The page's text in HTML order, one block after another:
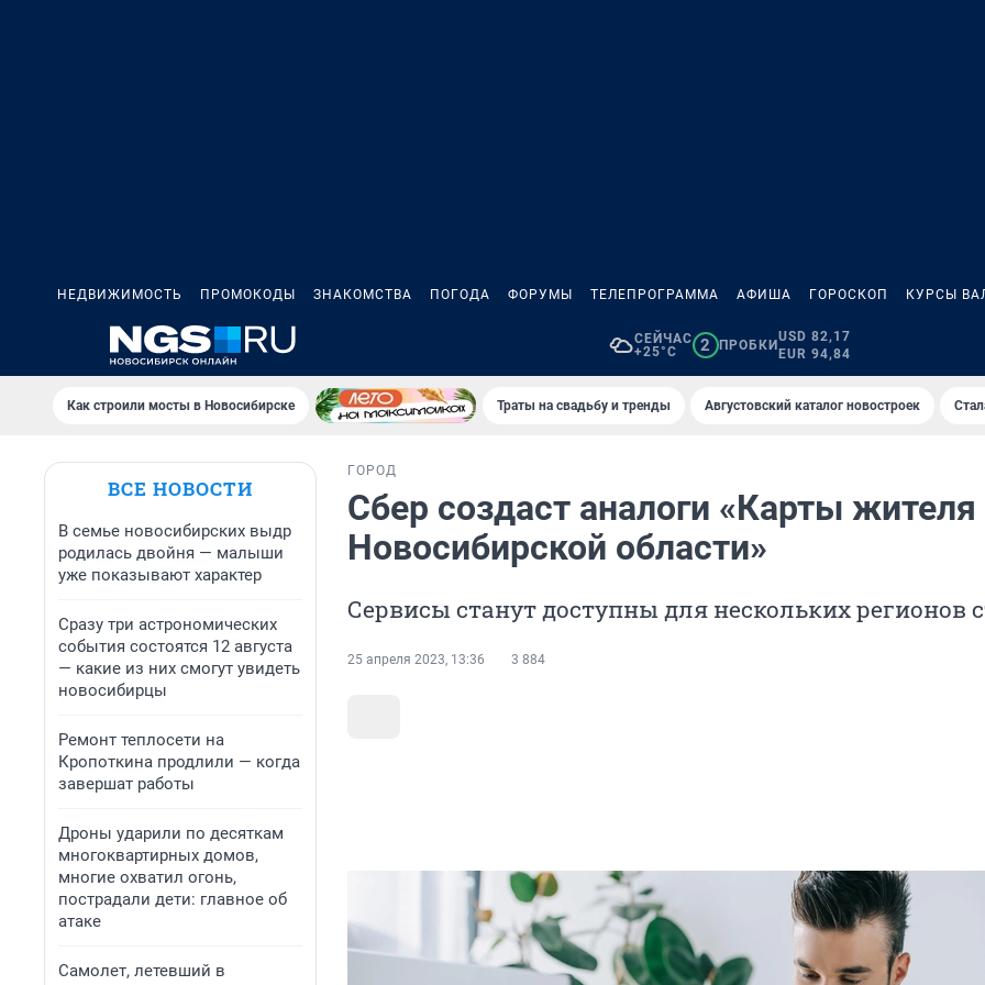
НЕДВИЖИМОСТЬ ПРОМОКОДЫ ЗНАКОМСТВА ПОГОДА ФОРУМЫ ТЕЛЕПРОГРАММА АФИША ГОРОСКОП КУРСЫ
СЕЙЧАС
+25°C
2 ПРОБКИ
USD 82,17
EUR 94,84
Как строили мосты в Новосибирске Траты на свадьбу и тренды Августовский каталог новостроек
ВСЕ НОВОСТИ
В семье новосибирских выдр
родилась двойня — малыши
уже показывают характер
Сразу три астрономических
события состоятся 12 августа
— какие из них смогут увидеть
новосибирцы
Ремонт теплосети на
Кропоткина продлили — когда
завершат работы
Дроны ударили по десяткам
многоквартирных домов,
многие охватил огонь,
пострадали дети: главное об
атаке
Самолет, летевший в
ГОРОД
Сбер создаст аналоги «Карты жителя
Новосибирской области»
Сервисы станут доступны для нескольких регионов
25 апреля 2023, 13:36 3 884